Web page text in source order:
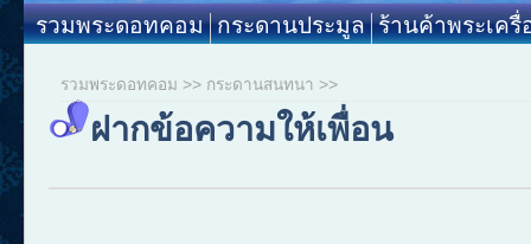
รวมพระดอทคอม กระดานประมูล ร้านค้าพระเครื่
รวมพระดอทคอม >> กระดานสนทนา >>
ฝากข้อความให้เพื่อน